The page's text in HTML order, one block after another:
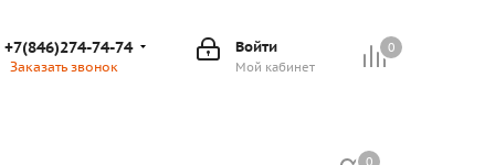
0
0
Войти
Мой кабинет
+7(846)274-74-74
Заказать звонок